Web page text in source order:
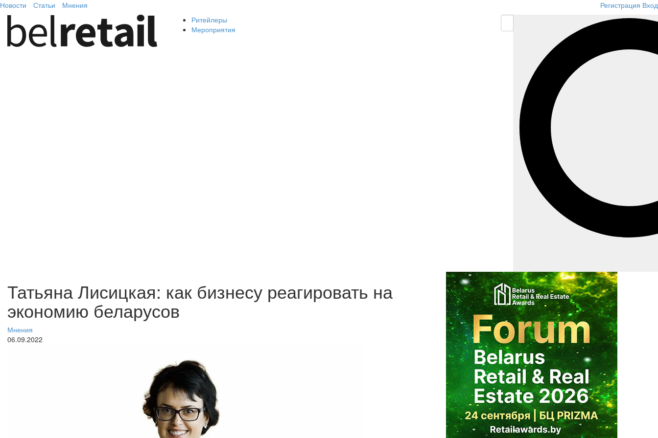
Новости Статьи Мнения Регистрация Вход
Ритейлеры
Мероприятия
Татьяна Лисицкая: как бизнесу реагировать на
экономию беларусов
Мнения
06.09.2022